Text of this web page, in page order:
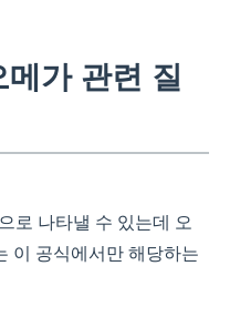
가 관련 질
로 나타낼 수 있는데 오
이 공식에서만 해당하는